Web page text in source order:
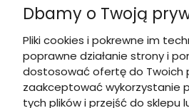
Kontakt
Informacje
Dbamy o Twoją
Pliki cookies i pokrewne im
poprawne działanie strony i
dostosować ofertę do Twoich
zaakceptować wykorzystanie
tych plików i przejść do sklepu